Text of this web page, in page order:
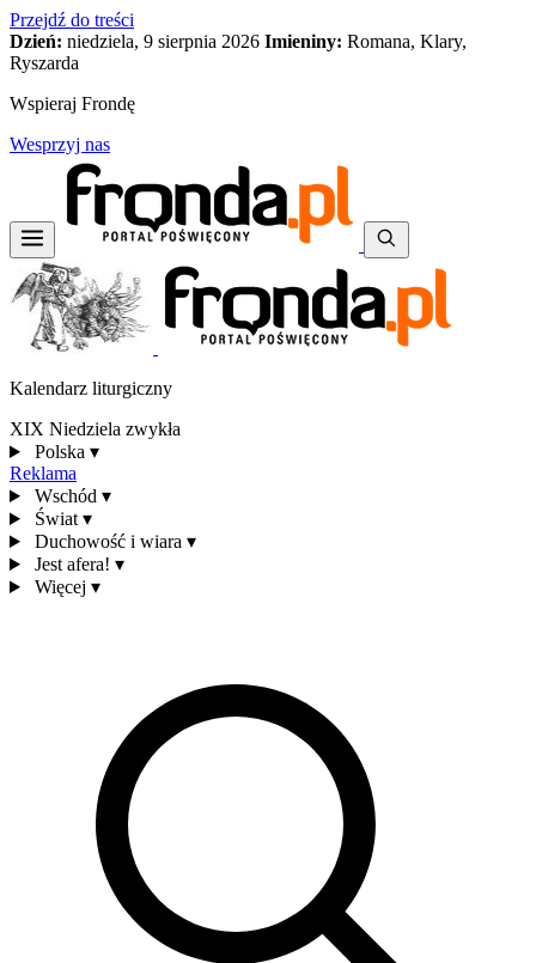
Przejdź do treści
Dzień: niedziela, 9 sierpnia 2026 Imieniny: Romana, Klary,
Ryszarda
Wspieraj Frondę
Wesprzyj nas
Kalendarz liturgiczny
XIX Niedziela zwykła
Polska ▾
Reklama
Wschód ▾
Świat ▾
Duchowość i wiara ▾
Jest afera! ▾
Więcej ▾